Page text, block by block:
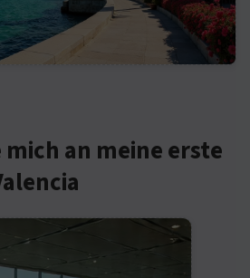
an meine erste